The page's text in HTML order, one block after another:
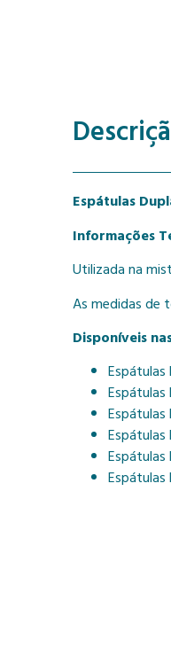
Espátulas
Informações
Utilizada na
As medidas de
Disponíveis
Espátulas
Espátulas
Espátulas
Espátulas
Espátulas
Espátulas